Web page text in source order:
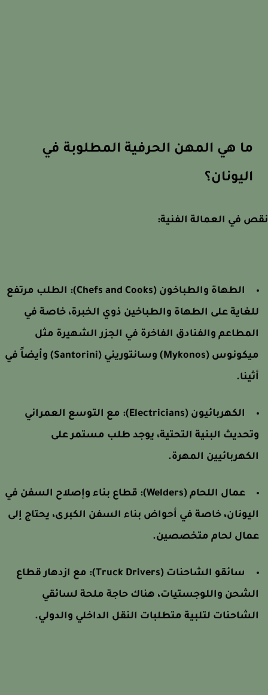
ما هي المهن الحرفية المطلوبة في
اليونان؟
في العمالة الفنية:
الطهاة والطباخون (Chefs and Cooks): الطلب مرتفع
على الطهاة والطباخين ذوي الخبرة، خاصة في
والفنادق الفاخرة في الجزر الشهيرة مثل
ميكونوس (Mykonos) وسانتوريني (Santorini) وأيضاً في
الكهربائيون (Electricians): مع التوسع العمراني
البنية التحتية، يوجد طلب مستمر على
المهرة.
عمال اللحام (Welders): قطاع بناء وإصلاح السفن في
خاصة في أحواض بناء السفن الكبرى، يحتاج إلى
لحام متخصصين.
سائقو الشاحنات (Truck Drivers): مع ازدهار قطاع
واللوجستيات، هناك حاجة ملحة لسائقي
لتلبية متطلبات النقل الداخلي والدولي.